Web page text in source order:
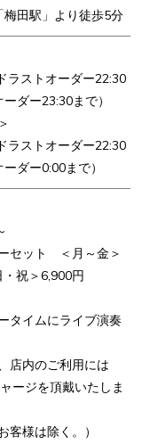
田駅」より徒歩5分
ラストオーダー22:30
ダー23:30まで）
ラストオーダー22:30
ダー0:00まで）
セット ＜月～金＞
祝＞6,900円
タイムにライブ演奏
店内のご利用には
ージを頂戴いたしま
客様は除く。）